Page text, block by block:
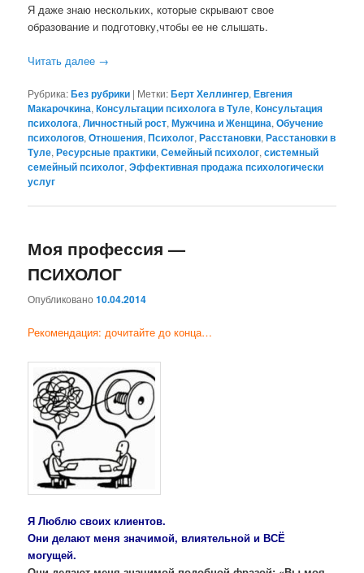
Я даже знаю нескольких, которые скрывают свое
образование и подготовку,чтобы ее не слышать.
Читать далее →
Рубрика:Без рубрики | Метки:Берт Хеллингер,Евгения
Макарочкина,Консультации психолога в Туле,Консультация
психолога,Личностный рост,Мужчина и Женщина,Обучение
психологов,Отношения,Психолог,Расстановки,Расстановки в
Туле,Ресурсные практики,Семейный психолог,системный
семейный психолог,Эффективная продажа психологически
услуг
Моя профессия —
ПСИХОЛОГ
Опубликовано10.04.2014
Рекомендация: дочитайте до конца…
Я Люблю своих клиентов.
Они делают меня значимой, влиятельной и ВСЁ
могущей.